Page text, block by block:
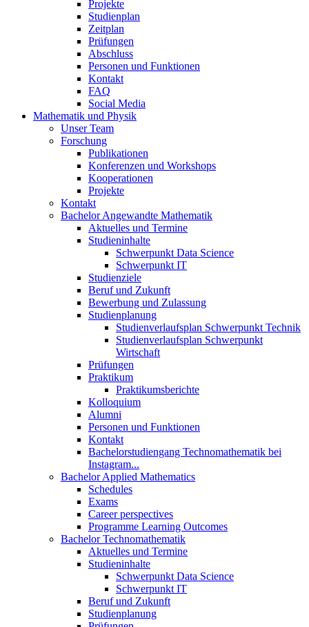
Projekte
Studienplan
Zeitplan
Prüfungen
Abschluss
Personen und Funktionen
Kontakt
FAQ
Social Media
Mathematik und Physik
Unser Team
Forschung
Publikationen
Konferenzen und Workshops
Kooperationen
Projekte
Kontakt
Bachelor Angewandte Mathematik
Aktuelles und Termine
Studieninhalte
Schwerpunkt Data Science
Schwerpunkt IT
Studienziele
Beruf und Zukunft
Bewerbung und Zulassung
Studienplanung
Studienverlaufsplan Schwerpunkt Technik
Studienverlaufsplan Schwerpunkt
Wirtschaft
Prüfungen
Praktikum
Praktikumsberichte
Kolloquium
Alumni
Personen und Funktionen
Kontakt
Bachelorstudiengang Technomathematik bei
Instagram...
Bachelor Applied Mathematics
Schedules
Exams
Career perspectives
Programme Learning Outcomes
Bachelor Technomathematik
Aktuelles und Termine
Studieninhalte
Schwerpunkt Data Science
Schwerpunkt IT
Beruf und Zukunft
Studienplanung